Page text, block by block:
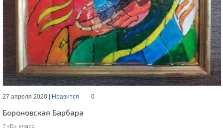
27 апреля 2020 | Нравится 0
Бороновская Барбара
7 «Б» класс